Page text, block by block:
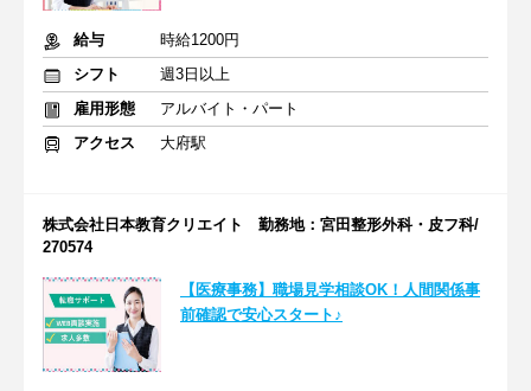
給与
時給1200円
シフト
週3日以上
雇用形態
アルバイト・パート
アクセス
大府駅
株式会社日本教育クリエイト 勤務地：宮田整形外科・皮フ科/
270574
【医療事務】職場見学相談OK！人間関係事
前確認で安心スタート♪